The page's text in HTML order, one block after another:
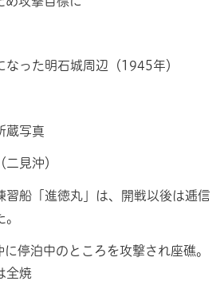
なった明石城周辺（1945年）
蔵写真
二見沖）
習船「進徳丸」は、開戦以後は逓信
停泊中のところを攻撃され座礁。
全焼